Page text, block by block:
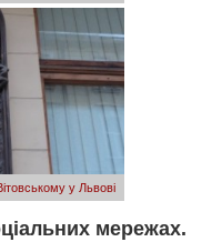
у Львові
мережах.